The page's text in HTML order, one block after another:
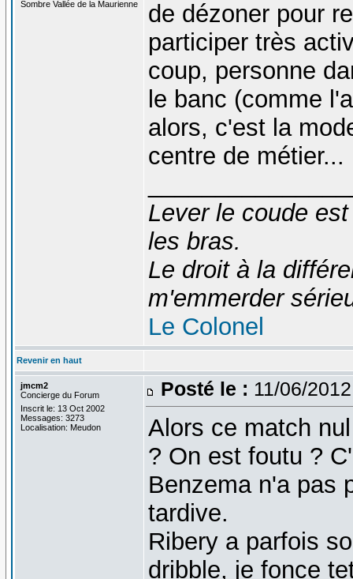
Sombre Vallée de la Maurienne
de dézoner pour
participer très
coup, personne
le banc (comme
alors, c'est la
centre de métier...
Lever le coude
les bras.
Le droit à la
m'emmerder
Le Colonel
Revenir en haut
jmcm2
Concierge du Forum
Inscrit le: 13 Oct 2002
Messages: 3273
Localisation: Meudon
Posté le : 11/06/
Alors ce match
? On est foutu ?
Benzema n'a pas
tardive.
Ribery a parfois
dribble, je fonce